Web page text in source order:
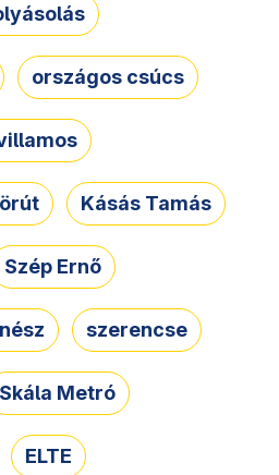
országos csúcs
Kásás Tamás
Szép Ernő
szerencse
Skála Metró
ELTE